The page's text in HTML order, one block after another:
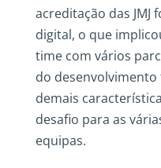
acreditação das
digital, o que
time com vários
do
demais
desafio para as
equipas.